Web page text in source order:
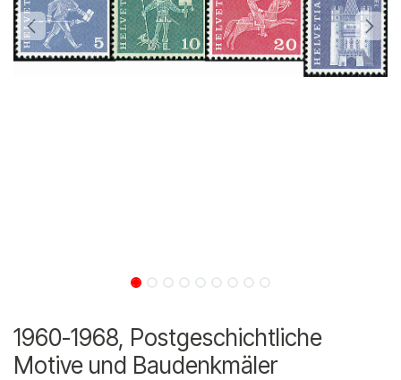
1960-1968, Postgeschichtliche
Motive und Baudenkmäler